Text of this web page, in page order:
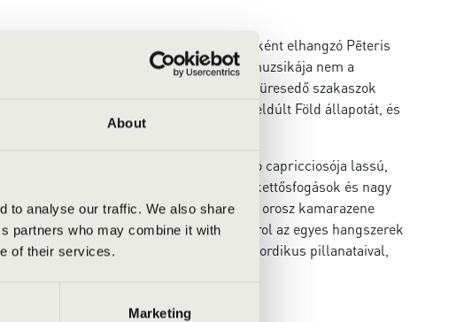
About
to analyse our traffic. We also share
partners who may combine it with
of their services.
Marketing
jelenlétét hangsúlyozzák. A másodikként elhangzó Pēteris
lett nemzetiségű zeneszerző muzsikája nem a
sűrűsödő textúrák, majd hirtelen kiüresedő szakaszok
szemmel lebeg a világ fölött, figyeli a feldúlt Föld állapotát, és
Saëns (1835–1921) Bevezetés és rondo capricciosója lassú,
adják; gyakoriak a futamok, kettősfogások és nagy
(1861–1906) darabja a késő romantikus orosz kamarazene
A dallam gyakran vándorol az egyes hangszerek
a faktúrában: a hangzás tömör, akkordikus pillanataival,